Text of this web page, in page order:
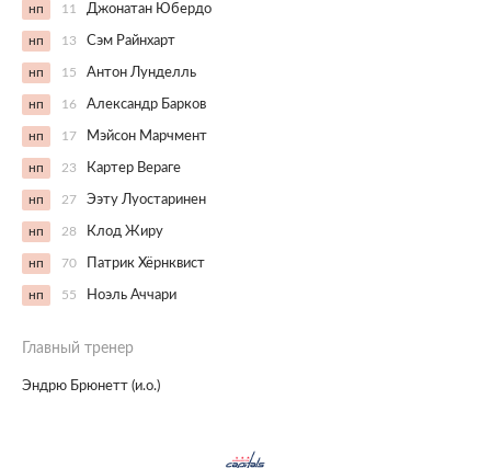
нп 11 Джонатан Юбердо
нп 13 Сэм Райнхарт
нп 15 Антон Лунделль
нп 16 Александр Барков
нп 17 Мэйсон Марчмент
нп 23 Картер Вераге
нп 27 Ээту Луостаринен
нп 28 Клод Жиру
нп 70 Патрик Хёрнквист
нп 55 Ноэль Аччари
Главный тренер
Эндрю Брюнетт (и.о.)